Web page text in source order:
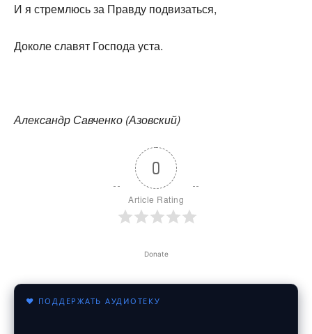
И я стремлюсь за Правду подвизаться,
Доколе славят Господа уста.
Александр Савченко (Азовский)
0
Article Rating
Donate
♥ ПОДДЕРЖАТЬ АУДИОТЕКУ